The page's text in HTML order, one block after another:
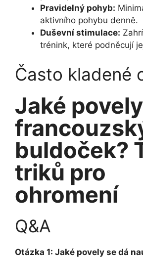
Pravidelný pohyb:
aktivního pohybu denně.
Duševní stimulace:
trénink, které podněcují
Často kladené
Jaké
buldoček?
triků pro
ohromení
Q&A
Otázka 1: Jaké povely se dá